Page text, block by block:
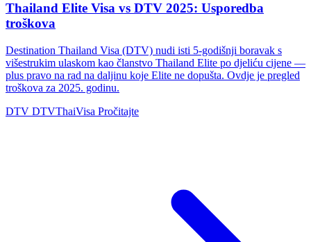
Thailand Elite Visa vs DTV 2025: Usporedba
troškova
Destination Thailand Visa (DTV) nudi isti 5-godišnji boravak s
višestrukim ulaskom kao članstvo Thailand Elite po djeliću cijene —
plus pravo na rad na daljinu koje Elite ne dopušta. Ovdje je pregled
troškova za 2025. godinu.
DTV DTVThaiVisa Pročitajte